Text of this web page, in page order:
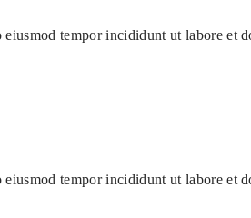
tempor incididunt ut labore et
tempor incididunt ut labore et